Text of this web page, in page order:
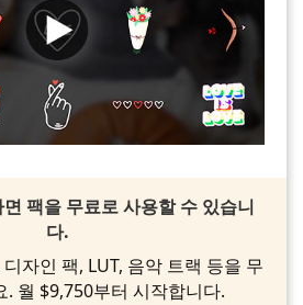
팩을 무료로 사용할 수 있습니
다.
자인 팩, LUT, 음악 트랙 등을 무
. 월 $9,750부터 시작합니다.